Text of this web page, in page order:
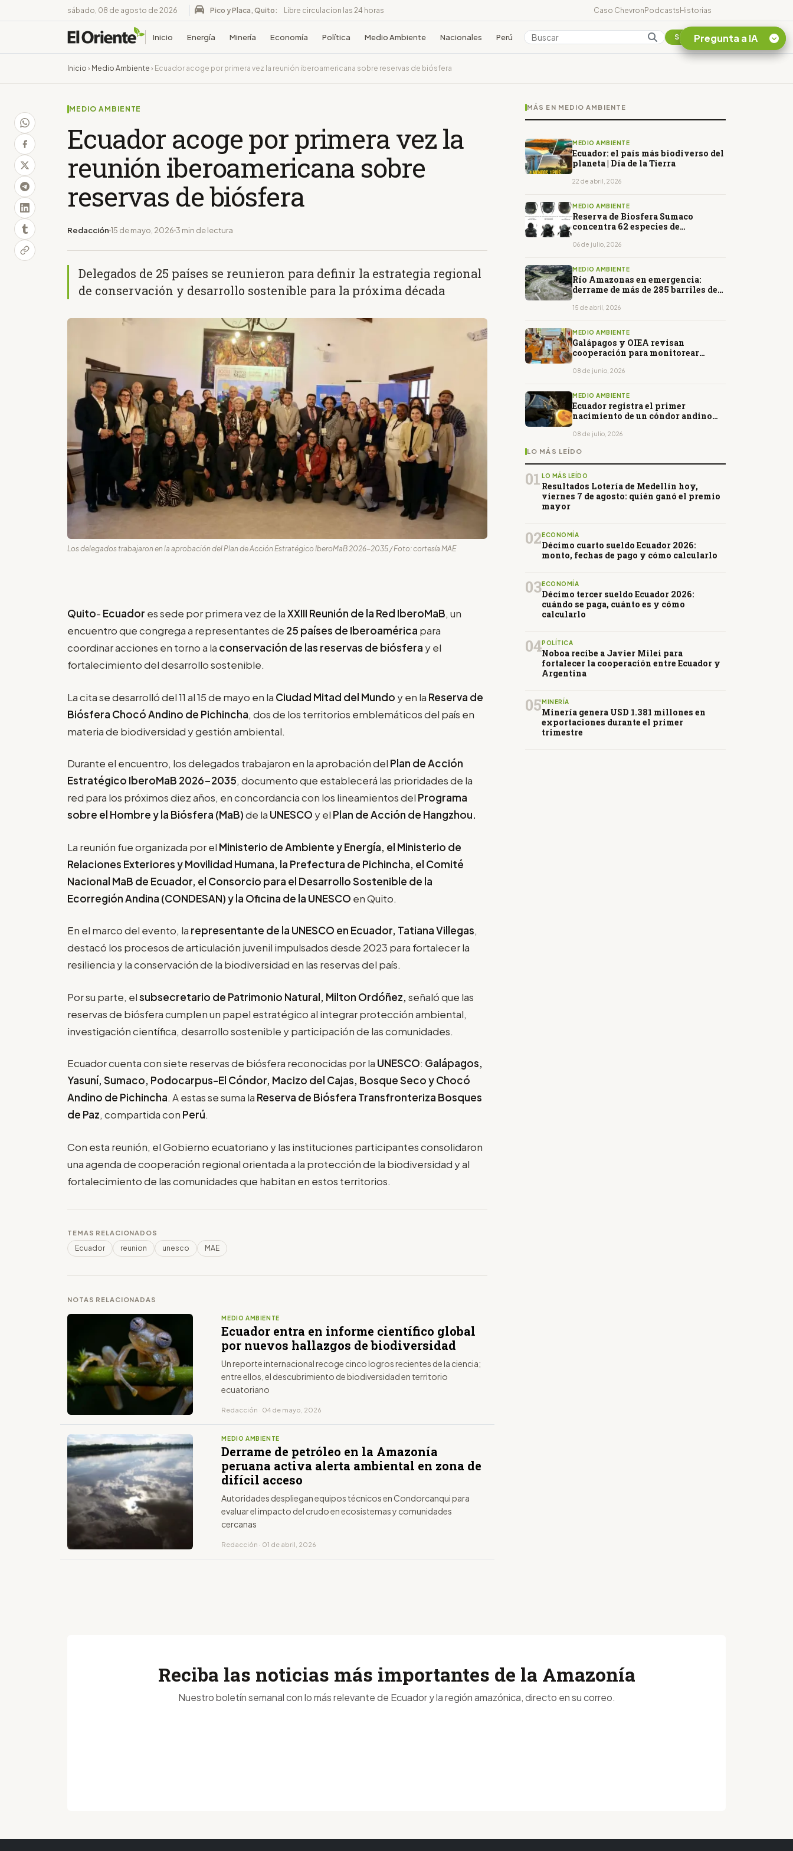
sábado, 08 de agosto de 2026 Pico y Placa, Quito: Libre circulacion las 24 horas Caso ChevronPodcastsHistorias
Inicio Energía Minería Economía Política Medio Ambiente Nacionales Perú Colombia Suscribirse
Inicio › Medio Ambiente › Ecuador acoge por primera vez la reunión iberoamericana sobre reservas de biósfera
MEDIO AMBIENTE
Ecuador acoge por primera vez la
reunión iberoamericana sobre
reservas de biósfera
Redacción 15 de mayo, 2026 3 min de lectura
Delegados de 25 países se reunieron para definir la estrategia regional
de conservación y desarrollo sostenible para la próxima década
Los delegados trabajaron en la aprobación del Plan de Acción Estratégico IberoMaB 2026-2035 / Foto: cortesía MAE
Quito- Ecuador es sede por primera vez de laXXIII Reunión de la Red IberoMaB, un
encuentro que congrega a representantes de 25 países de Iberoamérica para
coordinar acciones en torno a la conservación de las reservas de biósfera y el
fortalecimiento del desarrollo sostenible.
La cita se desarrolló del 11 al 15 de mayo en la Ciudad Mitad del Mundo y en la Reserva de
Biósfera Chocó Andino de Pichincha, dos de los territorios emblemáticos del país en
materia de biodiversidad y gestión ambiental.
Durante el encuentro, los delegados trabajaron en la aprobación del Plan de Acción
Estratégico IberoMaB 2026-2035, documento que establecerá las prioridades de la
red para los próximos diez años, en concordancia con los lineamientos del Programa
sobre el Hombre y la Biósfera (MaB)de la UNESCO y el Plan de Acción de Hangzhou.
La reunión fue organizada por el Ministerio de Ambiente y Energía, el Ministerio de
Relaciones Exteriores y Movilidad Humana, la Prefectura de Pichincha, el Comité
Nacional MaB de Ecuador, el Consorcio para el Desarrollo Sostenible de la
Ecorregión Andina (CONDESAN) y la Oficina de la UNESCO en Quito.
En el marco del evento, la representante de la UNESCO en Ecuador, Tatiana Villegas,
destacó los procesos de articulación juvenil impulsados desde 2023 para fortalecer la
resiliencia y la conservación de la biodiversidad en las reservas del país.
Por su parte, elsubsecretario de Patrimonio Natural, Milton Ordóñez, señaló que las
reservas de biósfera cumplen un papel estratégico al integrar protección ambiental,
investigación científica, desarrollo sostenible y participación de las comunidades.
Ecuador cuenta con siete reservas de biósfera reconocidas por la UNESCO: Galápagos,
Yasuní, Sumaco, Podocarpus-El Cóndor, Macizo del Cajas, Bosque Seco y Chocó
Andino de Pichincha. A estas se suma la Reserva de Biósfera Transfronteriza Bosques
de Paz, compartida con Perú.
Con esta reunión, el Gobierno ecuatoriano y las instituciones participantes consolidaron
una agenda de cooperación regional orientada a la protección de la biodiversidad y al
fortalecimiento de las comunidades que habitan en estos territorios.
TEMAS RELACIONADOS
Ecuador reunion unesco MAE
NOTAS RELACIONADAS
MEDIO AMBIENTE
Ecuador entra en informe científico global
por nuevos hallazgos de biodiversidad
Un reporte internacional recoge cinco logros recientes de la ciencia;
entre ellos, el descubrimiento de biodiversidad en territorio
ecuatoriano
Redacción · 04 de mayo, 2026
MEDIO AMBIENTE
Derrame de petróleo en la Amazonía
peruana activa alerta ambiental en zona de
difícil acceso
Autoridades despliegan equipos técnicos en Condorcanqui para
evaluar el impacto del crudo en ecosistemas y comunidades
cercanas
Redacción · 01 de abril, 2026
MÁS EN MEDIO AMBIENTE
MEDIO AMBIENTE
Ecuador: el país más biodiverso del
planeta | Día de la Tierra
22 de abril, 2026
MEDIO AMBIENTE
Reserva de Biosfera Sumaco
concentra 62 especies de
06 de julio, 2026
MEDIO AMBIENTE
Río Amazonas en emergencia:
derrame de más de 285 barriles de
potable
15 de abril, 2026
MEDIO AMBIENTE
Galápagos y OIEA revisan
cooperación para monitorear
08 de junio, 2026
MEDIO AMBIENTE
Ecuador registra el primer
nacimiento de un cóndor andino
08 de julio, 2026
LO MÁS LEÍDO
01 LO MÁS LEÍDO
Resultados Lotería de Medellín hoy,
viernes 7 de agosto: quién ganó el premio
mayor
02 ECONOMÍA
Décimo cuarto sueldo Ecuador 2026:
monto, fechas de pago y cómo calcularlo
03ECONOMÍA
Décimo tercer sueldo Ecuador 2026:
cuándo se paga, cuánto es y cómo
calcularlo
04POLÍTICA
Noboa recibe a Javier Milei para
fortalecer la cooperación entre Ecuador y
Argentina
05 MINERÍA
Minería genera USD 1.381 millones en
exportaciones durante el primer
trimestre
Pregunta a IA
Reciba las noticias más importantes de la Amazonía
Nuestro boletín semanal con lo más relevante de Ecuador y la región amazónica, directo en su correo.